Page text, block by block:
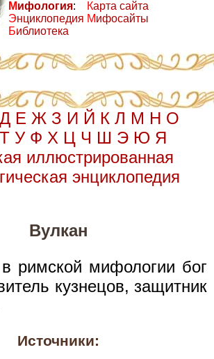
Мифология:
Энциклопедия
Библиотека
Карта сайта
Мифосайты
Д Е Ж З И Й К Л М Н О
Т У Ф Х Ц Ч Ш Э Ю Я
иллюстрированная
энциклопедия
Вулкан
римской мифологии бог
кузнецов, защитник
Источники: